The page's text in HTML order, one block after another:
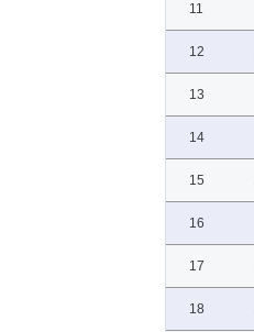
11
12
13
14
15
16
17
18